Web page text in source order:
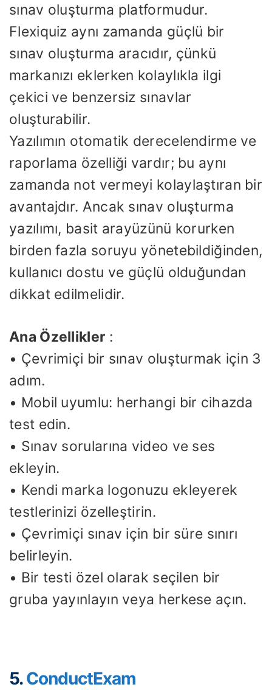
sınav oluşturma platformudur.
Flexiquiz aynı zamanda güçlü bir
sınav oluşturma aracıdır, çünkü
markanızı eklerken kolaylıkla ilgi
çekici ve benzersiz sınavlar
oluşturabilir.
Yazılımın otomatik derecelendirme ve
raporlama özelliği vardır; bu aynı
zamanda not vermeyi kolaylaştıran bir
avantajdır. Ancak sınav oluşturma
yazılımı, basit arayüzünü korurken
birden fazla soruyu yönetebildiğinden,
kullanıcı dostu ve güçlü olduğundan
dikkat edilmelidir.
Ana Özellikler :
• Çevrimiçi bir sınav oluşturmak için 3
adım.
• Mobil uyumlu: herhangi bir cihazda
test edin.
• Sınav sorularına video ve ses
ekleyin.
• Kendi marka logonuzu ekleyerek
testlerinizi özelleştirin.
• Çevrimiçi sınav için bir süre sınırı
belirleyin.
• Bir testi özel olarak seçilen bir
gruba yayınlayın veya herkese açın.
5.ConductExam